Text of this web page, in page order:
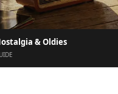
& Oldies